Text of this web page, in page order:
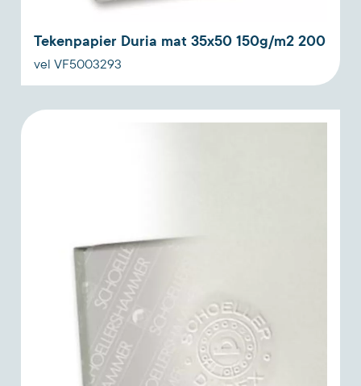
Tekenpapier Duria mat 35x50 150g/m2 200
vel VF5003293